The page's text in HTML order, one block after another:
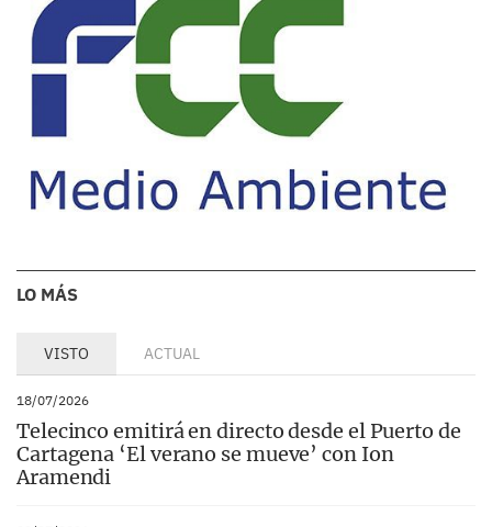
LO MÁS
VISTO ACTUAL
18/07/2026
Telecinco emitirá en directo desde el Puerto de
Cartagena ‘El verano se mueve’ con Ion
Aramendi